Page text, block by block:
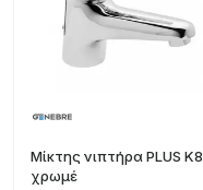
Μίκτης νιπτήρα PLUS K8
χρωμέ